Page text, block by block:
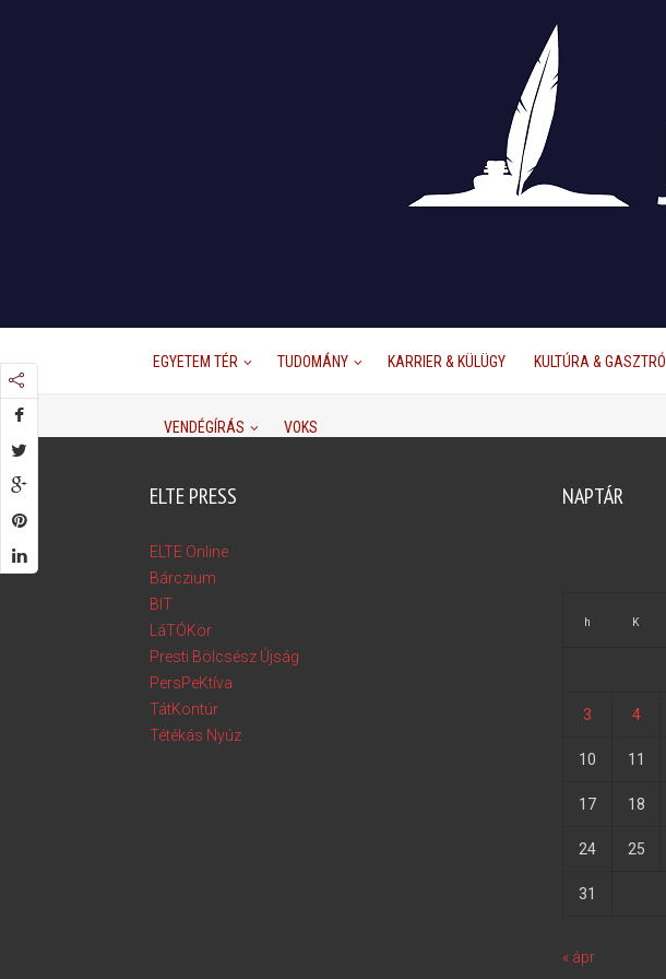
EGYETEM TÉR TUDOMÁNY KARRIER & KÜLÜGY KULTÚRA & GASZTRÓ
VENDÉGÍRÁS VOKS
ELTE PRESS
ELTE Online
Bárczium
BIT
LáTÓKör
Presti Bölcsész Újság
PersPeKtíva
TátKontúr
Tétékás Nyúz
NAPTÁR
h K
3 4
10 11
17 18
24 25
31
« ápr